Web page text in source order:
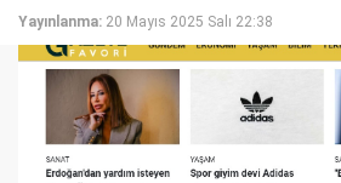
Yayınlanma: 20 Mayıs 2025 Salı 22:38